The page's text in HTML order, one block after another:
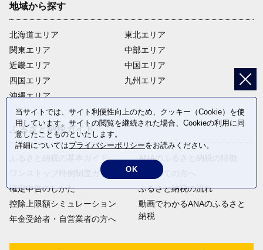
地域から探す
北海道エリア
関東エリア
近畿エリア
四国エリア
沖縄エリア
東北エリア
中部エリア
中国エリア
九州エリア
ふるさと納税ガイド
ふるさと納税の基本ガイド
ワンストップ特例制度ガイド
確定申告のしかた
控除上限額シミュレーション
年金受給者・自営業者の方へ
ANAのふるさと納税の特徴
はじめての方へ
ふるさと納税の流れ
動画でわかるANAのふるさと
納税
当サイトでは、サイト利便性向上のため、クッキー（Cookie）を使
用しています。サイトの閲覧を継続された場合、Cookieの利用に同
意したことものといたします。
詳細についてはプライバシーポリシーをお読みください。
OK